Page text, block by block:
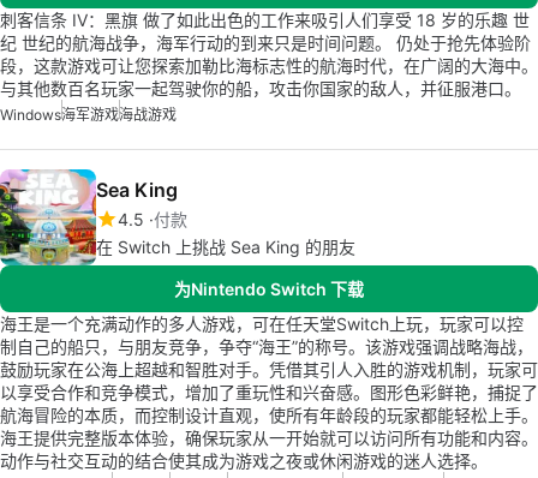
刺客信条 IV：黑旗 做了如此出色的工作来吸引人们享受 18 岁的乐趣 世
纪 世纪的航海战争，海军行动的到来只是时间问题。 仍处于抢先体验阶
段，这款游戏可让您探索加勒比海标志性的航海时代，在广阔的大海中。
与其他数百名玩家一起驾驶你的船，攻击你国家的敌人，并征服港口。
Windows海军游戏海战游戏
Sea King
4.5 付款
在 Switch 上挑战 Sea King 的朋友
为Nintendo Switch 下载
海王是一个充满动作的多人游戏，可在任天堂Switch上玩，玩家可以控
制自己的船只，与朋友竞争，争夺“海王”的称号。该游戏强调战略海战，
鼓励玩家在公海上超越和智胜对手。凭借其引人入胜的游戏机制，玩家可
以享受合作和竞争模式，增加了重玩性和兴奋感。图形色彩鲜艳，捕捉了
航海冒险的本质，而控制设计直观，使所有年龄段的玩家都能轻松上手。
海王提供完整版本体验，确保玩家从一开始就可以访问所有功能和内容。
动作与社交互动的结合使其成为游戏之夜或休闲游戏的迷人选择。